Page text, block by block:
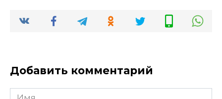
Добавить комментарий
Имя